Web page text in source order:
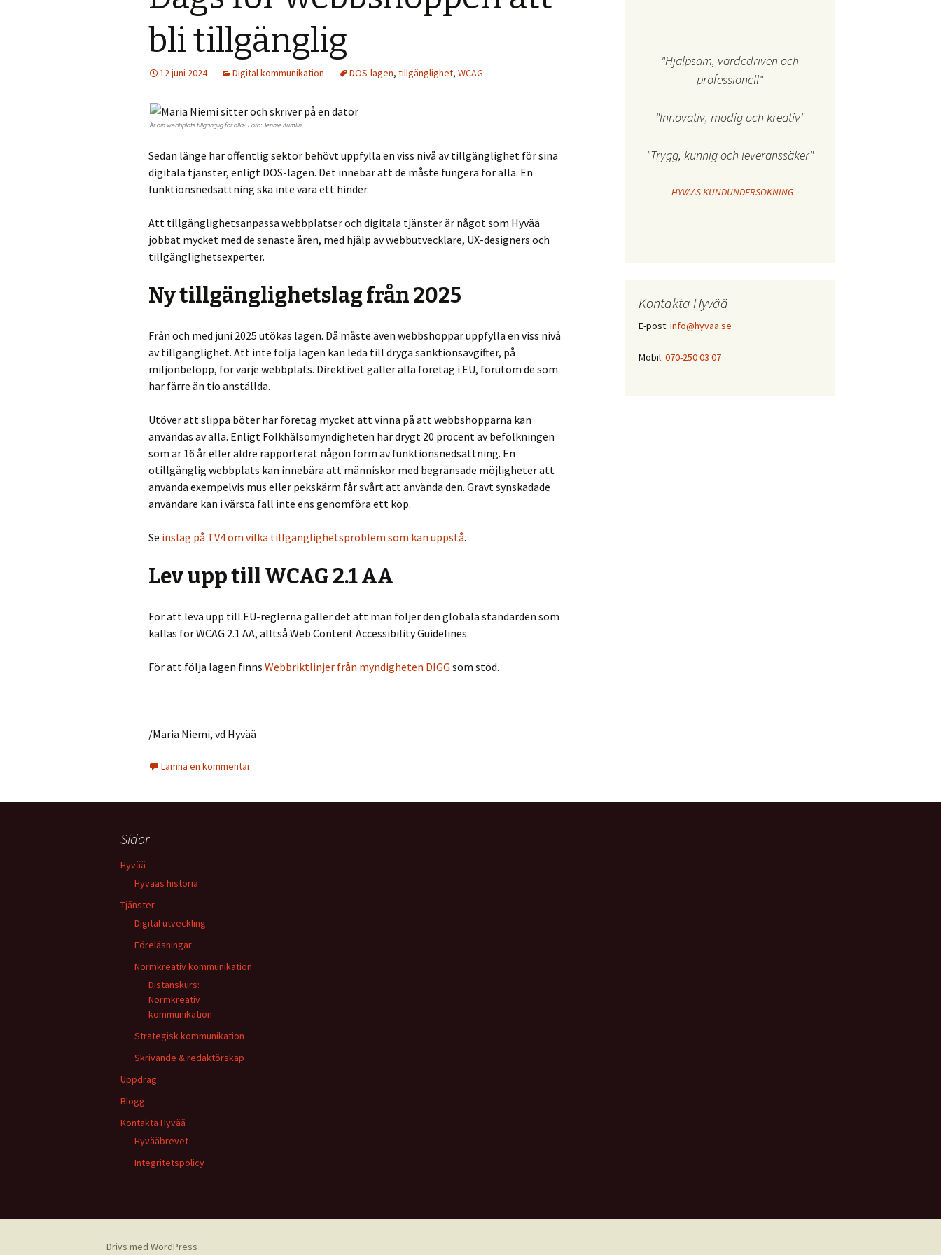
bli tillgänglig
12 juni 2024 Digital kommunikation DOS-lagen, tillgänglighet, WCAG
Är din webbplats tillgänglig för alla? Foto: Jennie Kumlin
Sedan länge har offentlig sektor behövt uppfylla en viss nivå av tillgänglighet för sina
digitala tjänster, enligt DOS-lagen. Det innebär att de måste fungera för alla. En
funktionsnedsättning ska inte vara ett hinder.
Att tillgänglighetsanpassa webbplatser och digitala tjänster är något som Hyvää
jobbat mycket med de senaste åren, med hjälp av webbutvecklare, UX-designers och
tillgänglighetsexperter.
Ny tillgänglighetslag från 2025
Från och med juni 2025 utökas lagen. Då måste även webbshoppar uppfylla en viss nivå
av tillgänglighet. Att inte följa lagen kan leda till dryga sanktionsavgifter, på
miljonbelopp, för varje webbplats. Direktivet gäller alla företag i EU, förutom de som
har färre än tio anställda.
Utöver att slippa böter har företag mycket att vinna på att webbshopparna kan
användas av alla. Enligt Folkhälsomyndigheten har drygt 20 procent av befolkningen
som är 16 år eller äldre rapporterat någon form av funktionsnedsättning. En
otillgänglig webbplats kan innebära att människor med begränsade möjligheter att
använda exempelvis mus eller pekskärm får svårt att använda den. Gravt synskadade
användare kan i värsta fall inte ens genomföra ett köp.
Se inslag på TV4 om vilka tillgänglighetsproblem som kan uppstå.
Lev upp till WCAG 2.1 AA
För att leva upp till EU-reglerna gäller det att man följer den globala standarden som
kallas för WCAG 2.1 AA, alltså Web Content Accessibility Guidelines.
För att följa lagen finns Webbriktlinjer från myndigheten DIGG som stöd.
/Maria Niemi, vd Hyvää
Lämna en kommentar
"Hjälpsam, värdedriven och
professionell"
"Innovativ, modig och kreativ"
"Trygg, kunnig och leveranssäker"
-HYVÄÄS KUNDUNDERSÖKNING
Kontakta Hyvää
E-post: info@hyvaa.se
Mobil: 070-250 03 07
Sidor
Hyvää
Hyvääs historia
Tjänster
Digital utveckling
Föreläsningar
Normkreativ kommunikation
Distanskurs:
Normkreativ
kommunikation
Strategisk kommunikation
Skrivande & redaktörskap
Uppdrag
Blogg
Kontakta Hyvää
Hyvääbrevet
Integritetspolicy
Drivs med WordPress